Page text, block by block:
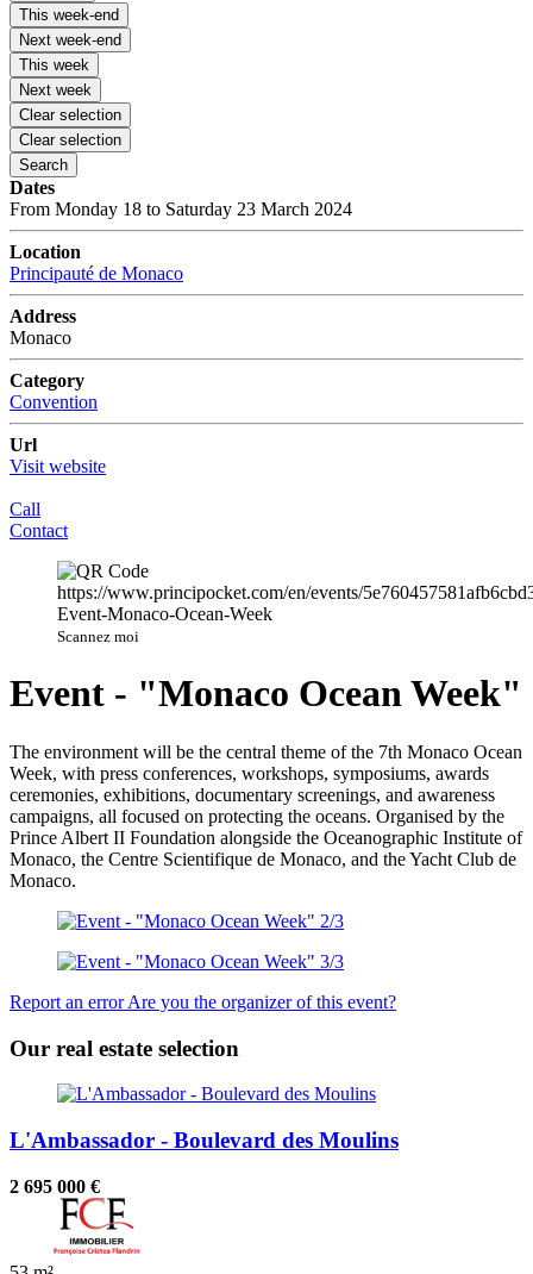
This week-end
Next week-end
This week
Next week
Clear selection
Clear selection
Search
Dates
From Monday 18 to Saturday 23 March 2024
Location
Principauté de Monaco
Address
Monaco
Category
Convention
Url
Visit website
Call
Contact
Scannez moi
Event - "Monaco Ocean Week"
The environment will be the central theme of the 7th Monaco Ocean
Week, with press conferences, workshops, symposiums, awards
ceremonies, exhibitions, documentary screenings, and awareness
campaigns, all focused on protecting the oceans. Organised by the
Prince Albert II Foundation alongside the Oceanographic Institute of
Monaco, the Centre Scientifique de Monaco, and the Yacht Club de
Monaco.
Report an errorAre you the organizer of this event?
Our real estate selection
L'Ambassador - Boulevard des Moulins
2 695 000 €